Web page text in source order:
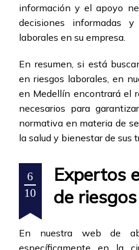
información y el apoyo
decisiones informadas
laborales en su empresa.
En resumen, si está
en riesgos laborales, en
en Medellín encontrará el
necesarios para
normativa en materia de
la salud y bienestar de sus
6
10
Expertos
de
En nuestra web de